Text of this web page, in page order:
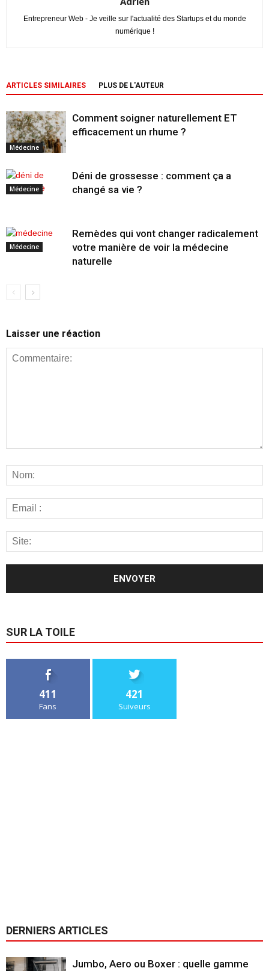
Entrepreneur Web - Je veille sur l'actualité des Startups et du monde
numérique !
ARTICLES SIMILAIRES PLUS DE L'AUTEUR
Médecine
Comment soigner naturellement ET
efficacement un rhume ?
Médecine
Déni de grossesse : comment ça a
changé sa vie ?
Médecine
Remèdes qui vont changer radicalement
votre manière de voir la médecine
naturelle
Laisser une réaction
SUR LA TOILE
411
Fans
421
Suiveurs
DERNIERS ARTICLES
Jumbo, Aero ou Boxer : quelle gamme